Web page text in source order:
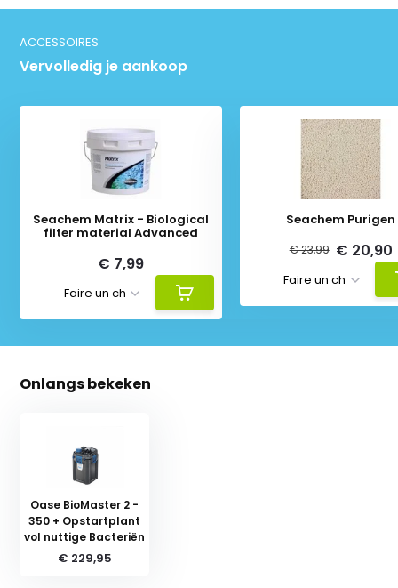
ACCESSOIRES
Vervolledig je aankoop
Seachem Matrix - Biological
filter material Advanced
€ 7,99
Seachem Purigen
€ 23,99 € 20,90
Onlangs bekeken
Oase BioMaster 2 -
350 + Opstartplant
vol nuttige Bacteriën
€ 229,95